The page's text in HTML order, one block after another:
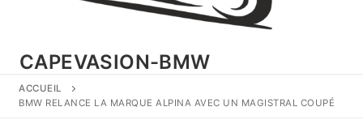
CAPEVASION-BMW
ACCUEIL
BMW RELANCE LA MARQUE ALPINA AVEC UN MAGISTRAL COUPÉ